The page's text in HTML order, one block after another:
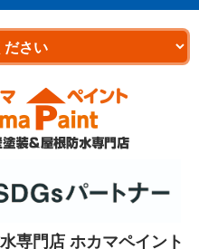
専門店 ホカマペイント